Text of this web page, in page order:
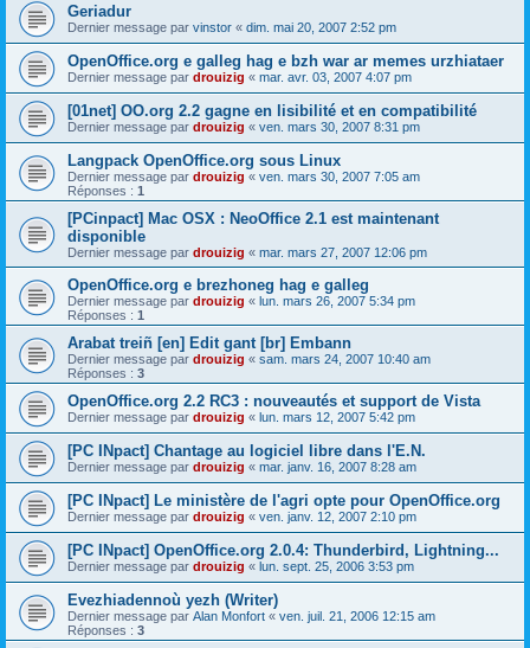
Geriadur
Dernier message par vinstor « dim. mai 20, 2007 2:52 pm
OpenOffice.org e galleg hag e bzh war ar memes urzhiataer
Dernier message par drouizig « mar. avr. 03, 2007 4:07 pm
[01net] OO.org 2.2 gagne en lisibilité et en compatibilité
Dernier message par drouizig « ven. mars 30, 2007 8:31 pm
Langpack OpenOffice.org sous Linux
Dernier message par drouizig « ven. mars 30, 2007 7:05 am
Réponses : 1
[PCinpact] Mac OSX : NeoOffice 2.1 est maintenant
disponible
Dernier message par drouizig « mar. mars 27, 2007 12:06 pm
OpenOffice.org e brezhoneg hag e galleg
Dernier message par drouizig « lun. mars 26, 2007 5:34 pm
Réponses : 1
Arabat treiñ [en] Edit gant [br] Embann
Dernier message par drouizig « sam. mars 24, 2007 10:40 am
Réponses : 3
OpenOffice.org 2.2 RC3 : nouveautés et support de Vista
Dernier message par drouizig « lun. mars 12, 2007 5:42 pm
[PC INpact] Chantage au logiciel libre dans l'E.N.
Dernier message par drouizig « mar. janv. 16, 2007 8:28 am
[PC INpact] Le ministère de l'agri opte pour OpenOffice.org
Dernier message par drouizig « ven. janv. 12, 2007 2:10 pm
[PC INpact] OpenOffice.org 2.0.4: Thunderbird, Lightning...
Dernier message par drouizig « lun. sept. 25, 2006 3:53 pm
Evezhiadennoù yezh (Writer)
Dernier message par Alan Monfort « ven. juil. 21, 2006 12:15 am
Réponses : 3